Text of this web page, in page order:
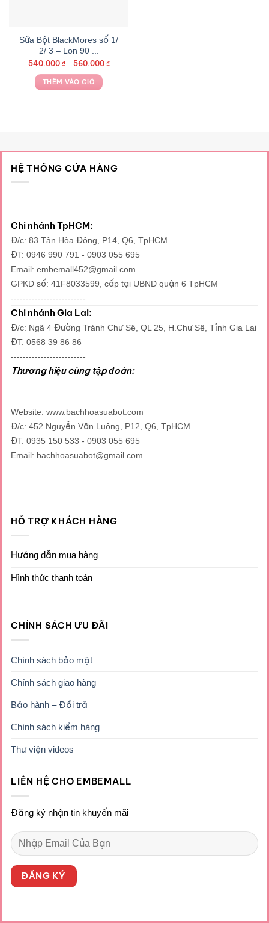
Sữa Bột BlackMores số 1/
2/ 3 – Lon 90 ...
540.000 ₫– 560.000 ₫
THÊM VÀO GIỎ
thể.
có
thể
chọn
trên
trang
sản
phẩm
HỆ THỐNG CỬA HÀNG
Chi nhánh TpHCM:
Đ/c: 83 Tân Hòa Đông, P14, Q6, TpHCM
ĐT: 0946 990 791 - 0903 055 695
Email: embemall452@gmail.com
GPKD số: 41F8033599, cấp tại UBND quận 6 TpHCM
-------------------------
Chi nhánh Gia Lai:
Đ/c: Ngã 4 Đường Tránh Chư Sê, QL 25, H.Chư Sê, Tỉnh Gia Lai
ĐT: 0568 39 86 86
-------------------------
Thương hiệu cùng tập đoàn:
Website: www.bachhoasuabot.com
Đ/c: 452 Nguyễn Văn Luông, P12, Q6, TpHCM
ĐT: 0935 150 533 - 0903 055 695
Email: bachhoasuabot@gmail.com
HỖ TRỢ KHÁCH HÀNG
Hướng dẫn mua hàng
Hình thức thanh toán
CHÍNH SÁCH ƯU ĐÃI
Chính sách bảo mật
Chính sách giao hàng
Bảo hành – Đổi trả
Chính sách kiểm hàng
Thư viện videos
LIÊN HỆ CHO EMBEMALL
Đăng ký nhận tin khuyến mãi